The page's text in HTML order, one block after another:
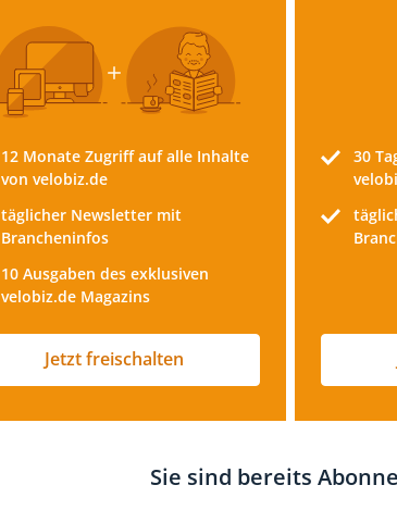
12 Monate Zugriff auf alle Inhalte
von velobiz.de
täglicher Newsletter mit
Brancheninfos
10 Ausgaben des exklusiven
velobiz.de Magazins
Jetzt freischalten
30
Sie sind bereits